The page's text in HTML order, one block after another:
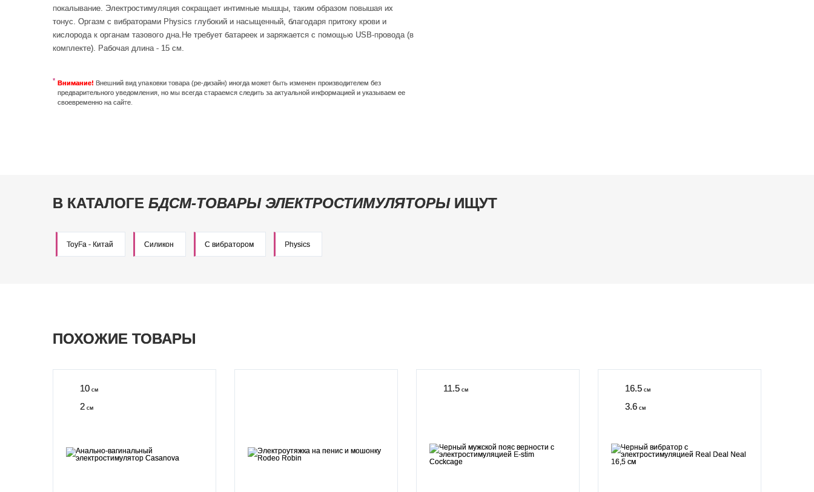
покалывание. Электростимуляция сокращает интимные мышцы, таким образом повышая их
тонус. Оргазм с вибраторами Physics глубокий и насыщенный, благодаря притоку крови и
кислорода к органам тазового дна.Не требует батареек и заряжается с помощью USB-провода (в
комплекте). Рабочая длина - 15 см.
Внимание! Внешний вид упаковки товара (ре-дизайн) иногда может быть изменен производителем без
предварительного уведомления, но мы всегда стараемся следить за актуальной информацией и указываем ее
своевременно на сайте.
В КАТАЛОГЕ БДСМ-ТОВАРЫ ЭЛЕКТРОСТИМУЛЯТОРЫИЩУТ
ToyFa - Китай Силикон С вибратором Physics
ПОХОЖИЕ ТОВАРЫ
10 см
2 см
11.5 см 16.5 см
3.6 см